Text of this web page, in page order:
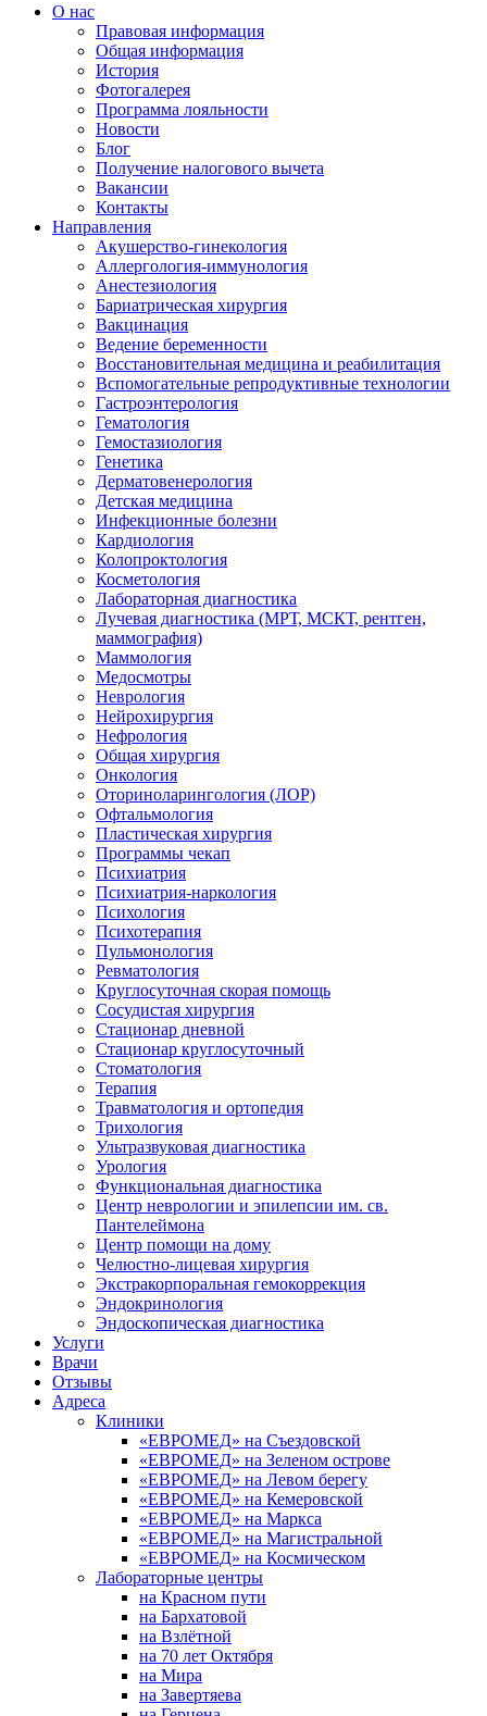
О нас
Правовая информация
Общая информация
История
Фотогалерея
Программа лояльности
Новости
Блог
Получение налогового вычета
Вакансии
Контакты
Направления
Акушерство-гинекология
Аллергология-иммунология
Анестезиология
Бариатрическая хирургия
Вакцинация
Ведение беременности
Восстановительная медицина и реабилитация
Вспомогательные репродуктивные технологии
Гастроэнтерология
Гематология
Гемостазиология
Генетика
Дерматовенерология
Детская медицина
Инфекционные болезни
Кардиология
Колопроктология
Косметология
Лабораторная диагностика
Лучевая диагностика (МРТ, МСКТ, рентген,
маммография)
Маммология
Медосмотры
Неврология
Нейрохирургия
Нефрология
Общая хирургия
Онкология
Оториноларингология (ЛОР)
Офтальмология
Пластическая хирургия
Программы чекап
Психиатрия
Психиатрия-наркология
Психология
Психотерапия
Пульмонология
Ревматология
Круглосуточная скорая помощь
Сосудистая хирургия
Стационар дневной
Стационар круглосуточный
Стоматология
Терапия
Травматология и ортопедия
Трихология
Ультразвуковая диагностика
Урология
Функциональная диагностика
Центр неврологии и эпилепсии им. св.
Пантелеймона
Центр помощи на дому
Челюстно-лицевая хирургия
Экстракорпоральная гемокоррекция
Эндокринология
Эндоскопическая диагностика
Услуги
Врачи
Отзывы
Адреса
Клиники
«ЕВРОМЕД» на Съездовской
«ЕВРОМЕД» на Зеленом острове
«ЕВРОМЕД» на Левом берегу
«ЕВРОМЕД» на Кемеровской
«ЕВРОМЕД» на Маркса
«ЕВРОМЕД» на Магистральной
«ЕВРОМЕД» на Космическом
Лабораторные центры
на Красном пути
на Бархатовой
на Взлётной
на 70 лет Октября
на Мира
на Завертяева